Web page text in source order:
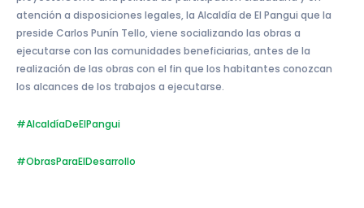
atención a disposiciones legales, la Alcaldía de El Pangui que la
preside Carlos Punín Tello, viene socializando las obras a
ejecutarse con las comunidades beneficiarias, antes de la
realización de las obras con el fin que los habitantes conozcan
los alcances de los trabajos a ejecutarse.
#AlcaldíaDeElPangui
#ObrasParaElDesarrollo